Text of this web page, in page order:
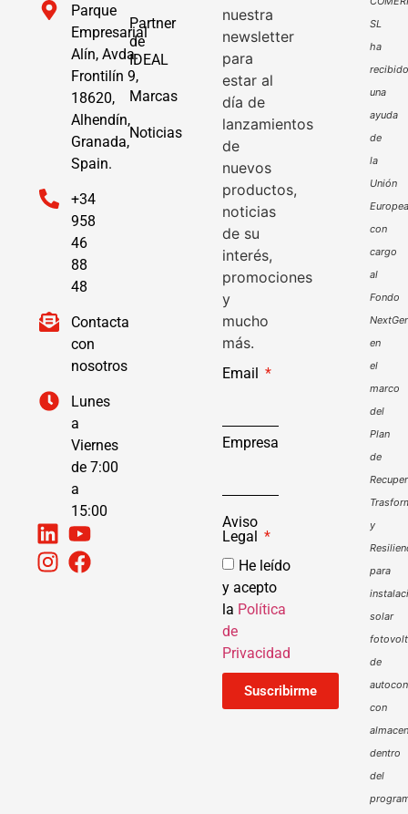
Parque
Empresarial
Alín, Avda.
Frontilín 9,
18620,
Alhendín,
Granada,
Spain.
+34
958
46
88
48
Contacta
con
nosotros
Lunes
a
Viernes
de 7:00
a
15:00
Partner
de
IDEAL
Marcas
Noticias
nuestra
newsletter
para
estar al
día de
lanzamientos
de
nuevos
productos,
noticias
de su
interés,
promociones
y
mucho
más.
Email
Empresa
Aviso
Legal
He leído
y acepto
la Política
de
Privacidad
Suscribirme
SL
ha
recibido
una
ayuda
de
la
Unión
Europea
con
cargo
al
Fondo
en
el
marco
del
Plan
de
y
para
solar
de
con
dentro
del